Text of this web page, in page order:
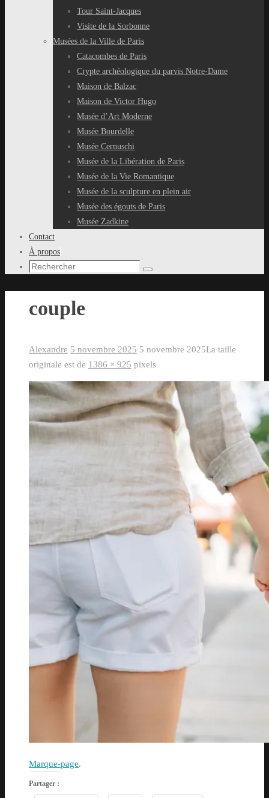
Tour Saint-Jacques
Visite de la Sorbonne
Musées de la Ville de Paris
Catacombes de Paris
Crypte archéologique du parvis Notre-Dame
Maison de Balzac
Maison de Victor Hugo
Musée d’Art Moderne
Musée Bourdelle
Musée Cernuschi
Musée de la Libération de Paris
Musée de la Vie Romantique
Musée de la sculpture en plein air
Musée des égouts de Paris
Musée Zadkine
Contact
À propos
Recherche
Rechercher
couple
Alexandre 5 novembre 2025 5 novembre 2025La taille
originale est de 1386 × 925 pixels
Marque-page.
Partager :